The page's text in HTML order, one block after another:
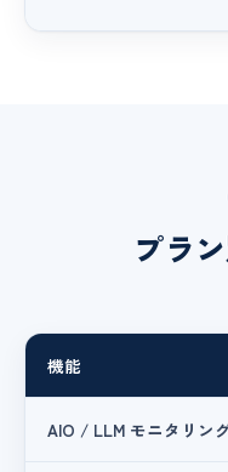
プラ
機能
AIO / LLM モニタリン